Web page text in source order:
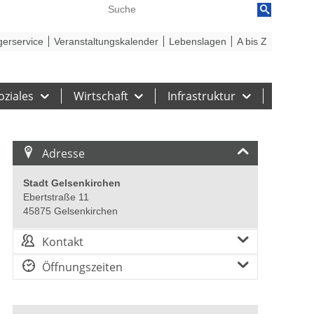
Wirtschaft Infrastruktur
Veranstaltungskalender Lebenslagen A bis Z
Adresse
Stadt Gelsenkirchen
Ebertstraße 11
45875 Gelsenkirchen
Kontakt
Öffnungszeiten